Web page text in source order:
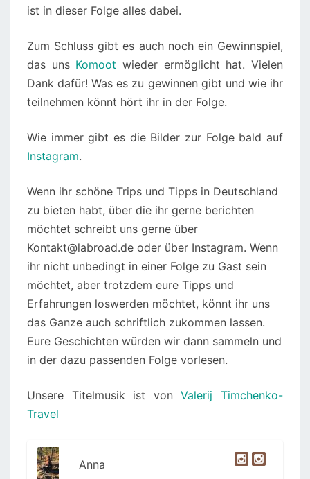
ist in dieser Folge alles dabei.
Zum Schluss gibt es auch noch ein Gewinnspiel,
das uns Komoot wieder ermöglicht hat. Vielen
Dank dafür! Was es zu gewinnen gibt und wie ihr
teilnehmen könnt hört ihr in der Folge.
Wie immer gibt es die Bilder zur Folge bald auf
Instagram.
Wenn ihr schöne Trips und Tipps in Deutschland
zu bieten habt, über die ihr gerne berichten
möchtet schreibt uns gerne über
Kontakt@labroad.de oder über Instagram. Wenn
ihr nicht unbedingt in einer Folge zu Gast sein
möchtet, aber trotzdem eure Tipps und
Erfahrungen loswerden möchtet, könnt ihr uns
das Ganze auch schriftlich zukommen lassen.
Eure Geschichten würden wir dann sammeln und
in der dazu passenden Folge vorlesen.
Unsere Titelmusik ist vonValerij Timchenko-
Travel
Anna